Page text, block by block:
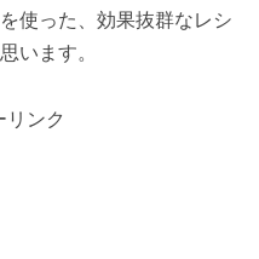
使った、効果抜群なレシ
います。
リンク